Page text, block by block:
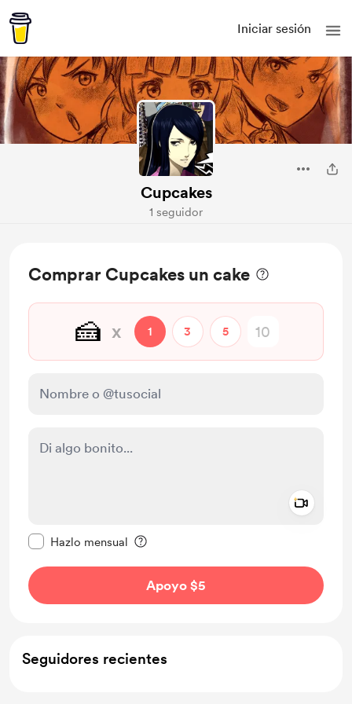
Iniciar sesión
Cupcakes
1 seguidor
Comprar Cupcakes un cake
🍰 x 1 3 5
Hazlo mensual
Apoyo $5
Seguidores recientes